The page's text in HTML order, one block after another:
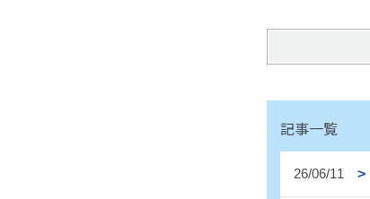
記事一覧
26/06/11